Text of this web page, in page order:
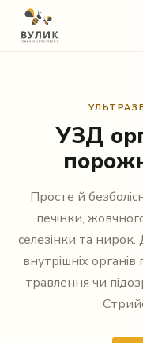
УЗД
Просте й
печінки,
селезінки та
внутрішніх
травлення чи
Telegram
Viber
WhatsApp
Facebook